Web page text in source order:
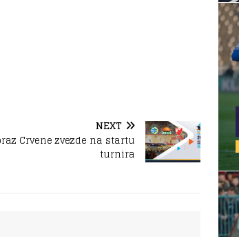
NEXT
Crvene zvezde na startu
turnira